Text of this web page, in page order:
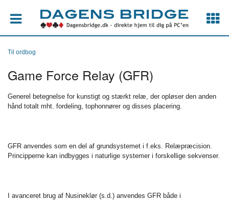
Til ordbog
Game Force Relay (GFR)
Generel betegnelse for kunstigt og stærkt relæ, der opløser den anden
hånd totalt mht. fordeling, tophonnører og disses placering.
GFR anvendes som en del af grundsystemet i f.eks. Relæpræcision.
Principperne kan indbygges i naturlige systemer i forskellige sekvenser.
I avanceret brug af Nusineklør (s.d.) anvendes GFR både i